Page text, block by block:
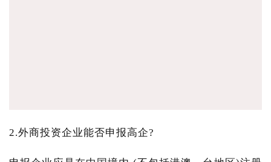
2.外商投资企业能否申报高企?